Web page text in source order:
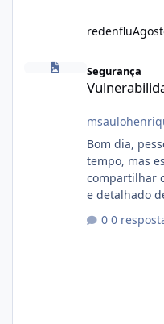
redenflu
Vulnerabilidade no famoso
Segurança
Bom dia,
tempo, mas
compartilhar
e detalhado
atualmente
0